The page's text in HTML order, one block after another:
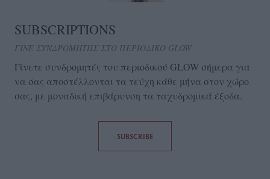
SUBSCRIPTIONS
ΓΙΝΕ ΣΥΝΔΡΟΜΗΤΗΣ ΣΤΟ ΠΕΡΙΟΔΙΚΟ GLOW
Γίνετε συνδρομητές του περιοδικού GLOW σήμερα για
να σας αποστέλλονται τα τεύχη κάθε μήνα στον χώρο
σας, με μοναδική επιβάρυνση τα ταχυδρομικά έξοδα.
SUBSCRIBE